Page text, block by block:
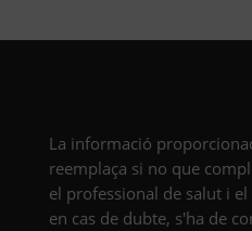
La informació
reemplaça si no que
el professional de salut i
en cas de dubte, s'ha de